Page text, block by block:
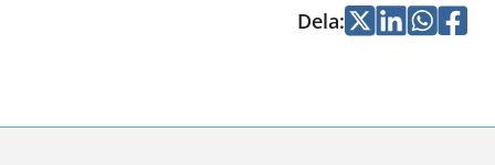
Dela:Jaa Jaa Jaa Jaa